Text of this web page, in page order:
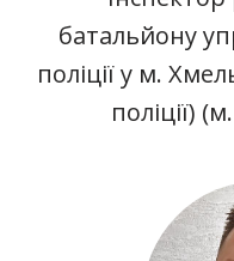
батальйону
поліції у м.
поліції)